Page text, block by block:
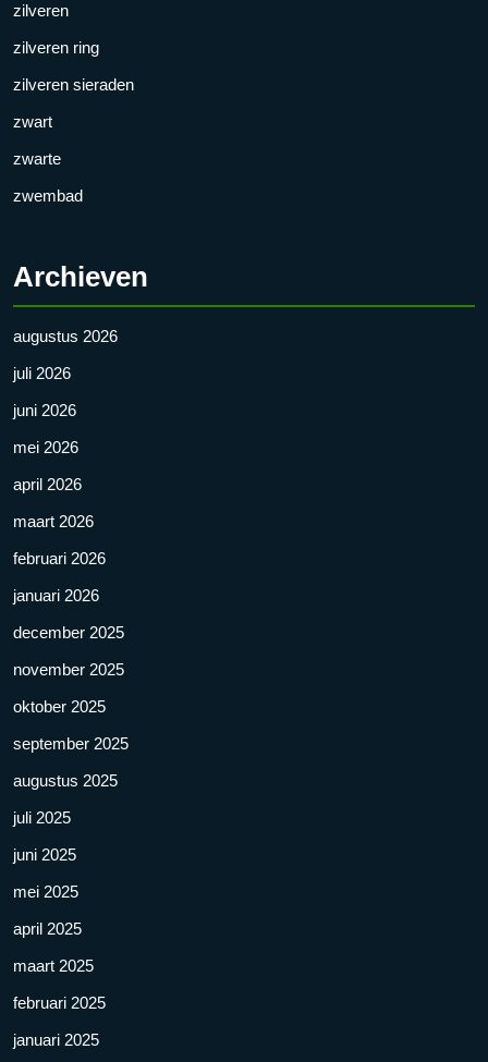
zilveren
zilveren ring
zilveren sieraden
zwart
zwarte
zwembad
Archieven
augustus 2026
juli 2026
juni 2026
mei 2026
april 2026
maart 2026
februari 2026
januari 2026
december 2025
november 2025
oktober 2025
september 2025
augustus 2025
juli 2025
juni 2025
mei 2025
april 2025
maart 2025
februari 2025
januari 2025